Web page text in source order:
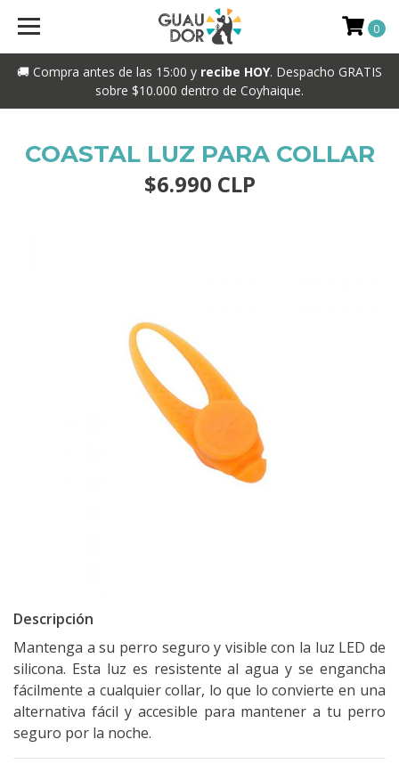
🚚 Compra antes de las 15:00 y recibe HOY. Despacho GRATIS
sobre $10.000 dentro de Coyhaique.
0
COASTAL LUZ PARA COLLAR
$6.990 CLP
Descripción
Mantenga a su perro seguro y visible con la luz LED de
silicona. Esta luz es resistente al agua y se engancha
fácilmente a cualquier collar, lo que lo convierte en una
alternativa fácil y accesible para mantener a tu perro
seguro por la noche.